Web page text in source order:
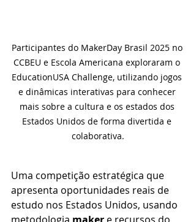
Participantes do MakerDay Brasil 2025 no
CCBEU e Escola Americana exploraram o
EducationUSA Challenge, utilizando jogos
e dinâmicas interativas para conhecer
mais sobre a cultura e os estados dos
Estados Unidos de forma divertida e
colaborativa.
Uma competição estratégica que
apresenta oportunidades reais de
estudo nos Estados Unidos, usando